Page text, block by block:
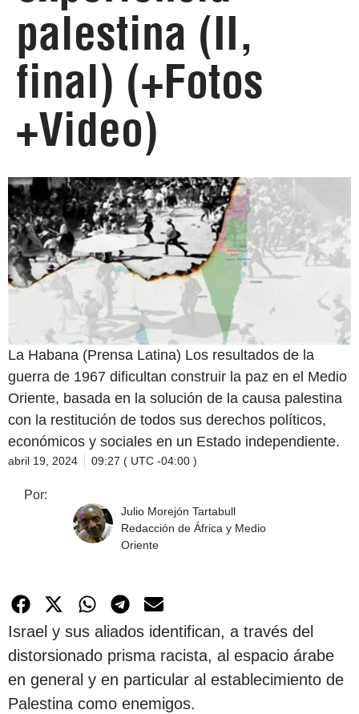
palestina (II,
final) (+Fotos
+Video)
La Habana (Prensa Latina) Los resultados de la
guerra de 1967 dificultan construir la paz en el Medio
Oriente, basada en la solución de la causa palestina
con la restitución de todos sus derechos políticos,
económicos y sociales en un Estado independiente.
abril 19, 2024 09:27 ( UTC -04:00 )
Por:
Julio Morejón Tartabull
Redacción de África y Medio
Oriente
Israel y sus aliados identifican, a través del
distorsionado prisma racista, al espacio árabe
en general y en particular al establecimiento de
Palestina como enemigos.